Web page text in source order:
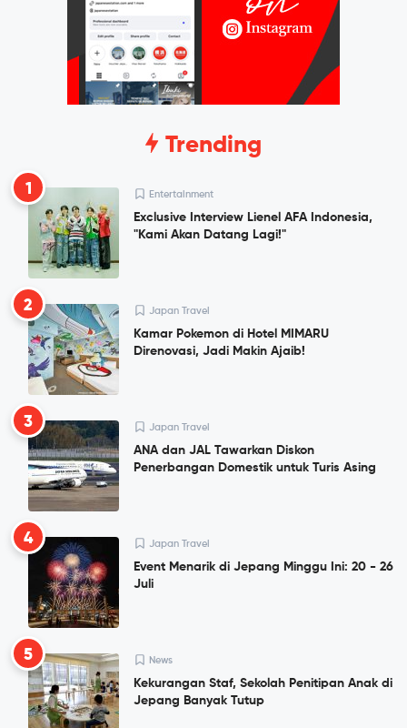
Trending
1 Entertainment
Exclusive Interview Lienel AFA Indonesia,
"Kami Akan Datang Lagi!"
2 Japan Travel
Kamar Pokemon di Hotel MIMARU
Direnovasi, Jadi Makin Ajaib!
3 Japan Travel
ANA dan JAL Tawarkan Diskon
Penerbangan Domestik untuk Turis Asing
4 Japan Travel
Event Menarik di Jepang Minggu Ini: 20 - 26
Juli
5 News
Kekurangan Staf, Sekolah Penitipan Anak di
Jepang Banyak Tutup